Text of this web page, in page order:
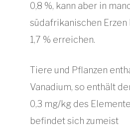
0,8 %, kann aber in
südafrikanischen Erzen
1,7 % erreichen.
Tiere und Pflanzen
Vanadium, so enthält
0,3 mg/kg des
befindet sich zumeist